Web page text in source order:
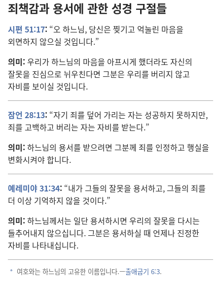
죄책감과 용서에 관한 성경 구절들
시편 51:17: “오 하느님, 당신은 찢기고 억눌린 마음을
외면하지 않으실 것입니다.”
의미: 우리가 하느님의 마음을 아프시게 했더라도 자신의
잘못을 진심으로 뉘우친다면 그분은 우리를 버리지 않고
자비를 보이실 것입니다.
잠언 28:13: “자기 죄를 덮어 가리는 자는 성공하지 못하지만,
죄를 고백하고 버리는 자는 자비를 받는다.”
의미: 하느님의 용서를 받으려면 그분께 죄를 인정하고 행실을
변화시켜야 합니다.
예레미야 31:34: “내가 그들의 잘못을 용서하고, 그들의 죄를
더 이상 기억하지 않을 것이다.”
의미: 하느님께서는 일단 용서하시면 우리의 잘못을 다시는
들추어내지 않으십니다. 그분은 용서하실 때 언제나 진정한
자비를 나타내십니다.
a 여호와는 하느님의 고유한 이름입니다.—출애굽기 6:3.